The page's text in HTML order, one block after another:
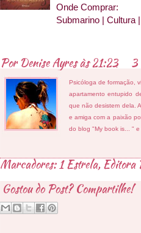
Onde Comprar:
Submarino | Cultura
PorDenise Ayresàs21:23 3
Psicóloga de formação,
apartamento entupido
que não desistem dela.
e amiga com a paixão
do blog "My book is... "
Marcadores:1 Estrela,Editora
Gostou do Post? Compartilhe!